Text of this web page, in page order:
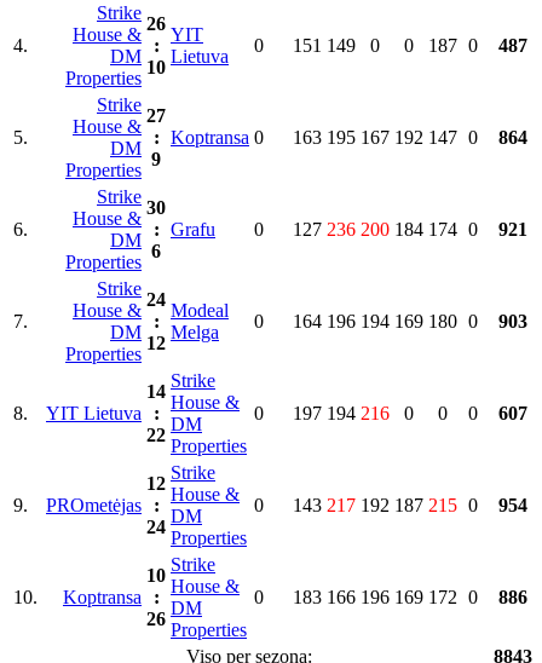
4.
Strike
House &
DM
Properties
26
:
10
YIT
Lietuva
0 151 149 0 0 187 0 487
5.
Strike
House &
DM
Properties
27
:
9
Koptransa 0 163 195 167 192 147 0 864
6.
Strike
House &
DM
Properties
30
:
6
Grafu 0 127 236 200 184 174 0 921
7.
Strike
House &
DM
Properties
24
:
12
Modeal
Melga
0 164 196 194 169 180 0 903
8. YIT Lietuva
14
:
22
Strike
House &
DM
Properties
0 197 194 216 0 0 0 607
9. PROmetėjas
12
:
24
Strike
House &
DM
Properties
0 143 217 192 187 215 0 954
10. Koptransa
10
:
26
Strike
House &
DM
Properties
0 183 166 196 169 172 0 886
Viso per sezoną: 8843